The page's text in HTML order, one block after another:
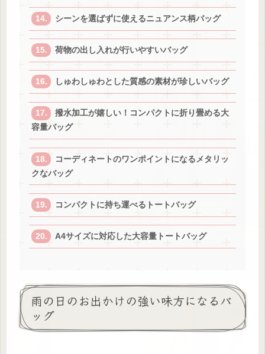
シーンを選ばずに使えるニュアンス柄バッグ
荷物の出し入れが行いやすいバッグ
しゅわしゅわとした質感の素材が珍しいバッグ
撥水加工が嬉しい！コンパクトに折り畳める大
容量バッグ
コーディネートのワンポイントになるメタリッ
クなバッグ
コンパクトに持ち運べるトートバッグ
A4サイズに対応した大容量トートバッグ
雨の日のお出かけの強い味方になるバ
ッグ